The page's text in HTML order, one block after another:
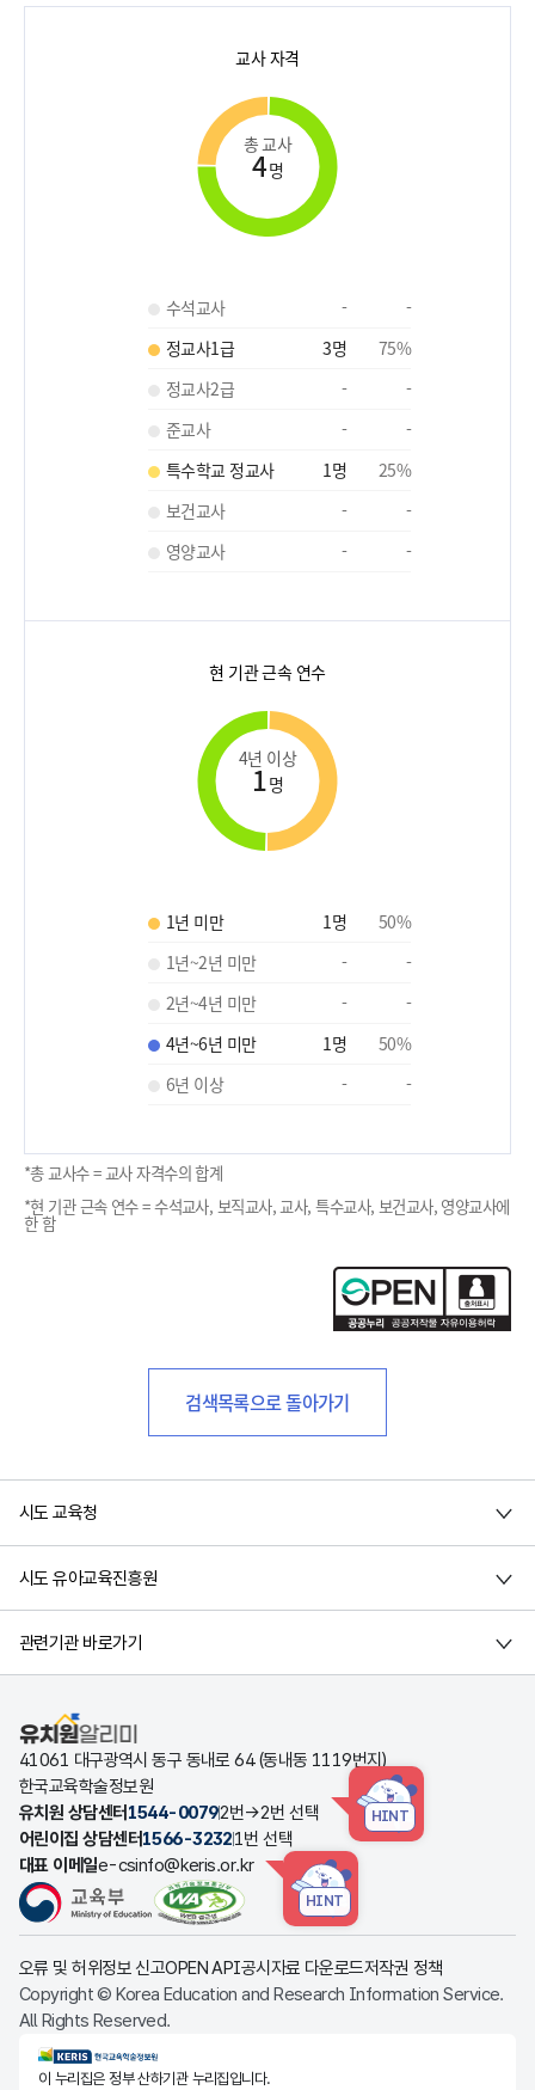
교사 자격
총 교사
4명
수석교사 -
-
정교사1급
3명 75%
정교사2급
-
-
준교사
-
-
특수학교 정교사
1명 25%
보건교사
-
-
영양교사
- -
현 기관 근속 연수
4년 이상
1명
1년 미만 1명 50%
1년~2년 미만
-
-
2년~4년 미만
-
-
4년~6년 미만
1명 50%
6년 이상
- -
*총 교사수 = 교사 자격수의 합계
*현 기관 근속 연수 = 수석교사, 보직교사, 교사, 특수교사, 보건교사, 영양교사에
한 함
검색목록으로 돌아가기
시도 교육청
시도 유아교육진흥원
관련기관 바로가기
유치원알리미
41061 대구광역시 동구 동내로 64 (동내동 1119번지)
한국교육학술정보원
유치원 상담센터 1544-00792번→2번 선택 HINT
어린이집 상담센터1566-32321번 선택
대표 이메일e-csinfo@keris.or.kr
HINT
오류 및 허위정보 신고OPEN API공시자료 다운로드저작권 정책
Copyright © Korea Education and Research Information Service.
All Rights Reserved.
KERIS한국교육학술정보원
이 누리집은 정부 산하기관 누리집입니다.